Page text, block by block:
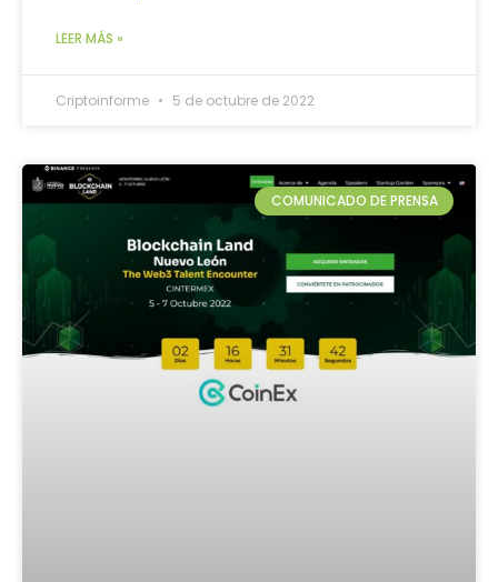
LEER MÁS »
Criptoinforme 5 de octubre de 2022
COMUNICADO DE PRENSA